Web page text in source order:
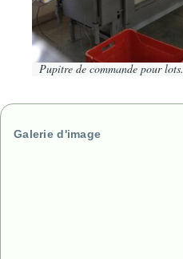
Pupitre de commande pour lots.
Galerie d'image